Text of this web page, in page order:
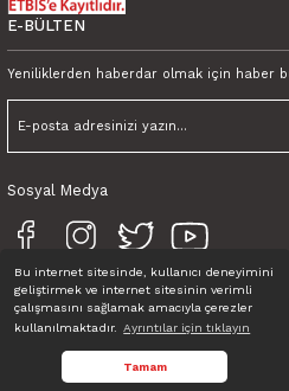
Bu internet sitesinde, kullanıcı deneyimini
geliştirmek ve internet sitesinin verimli
çalışmasını sağlamak amacıyla çerezler
kullanılmaktadır.
Ayrıntılar için tıklayın
Tamam
E-BÜLTEN
Yeniliklerden haberdar olmak için haber
Sosyal Medya
Tüm Hakları